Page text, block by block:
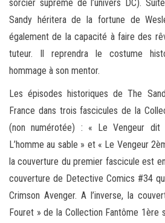
sorcier suprême de l’univers DC).
Sandy héritera de la fortune de
également de la capacité à faire des
tuteur. Il reprendra le costume
hommage à son mentor.
Les épisodes historiques de The
France dans trois fascicules de la
(non numérotée) : « Le Vengeur dit
L’homme au sable » et « Le Vengeur
la couverture du premier fascicule est
couverture de Detective Comics #34
Crimson Avenger. A l’inverse, la
Fouret » de la Collection Fantôme 1ère